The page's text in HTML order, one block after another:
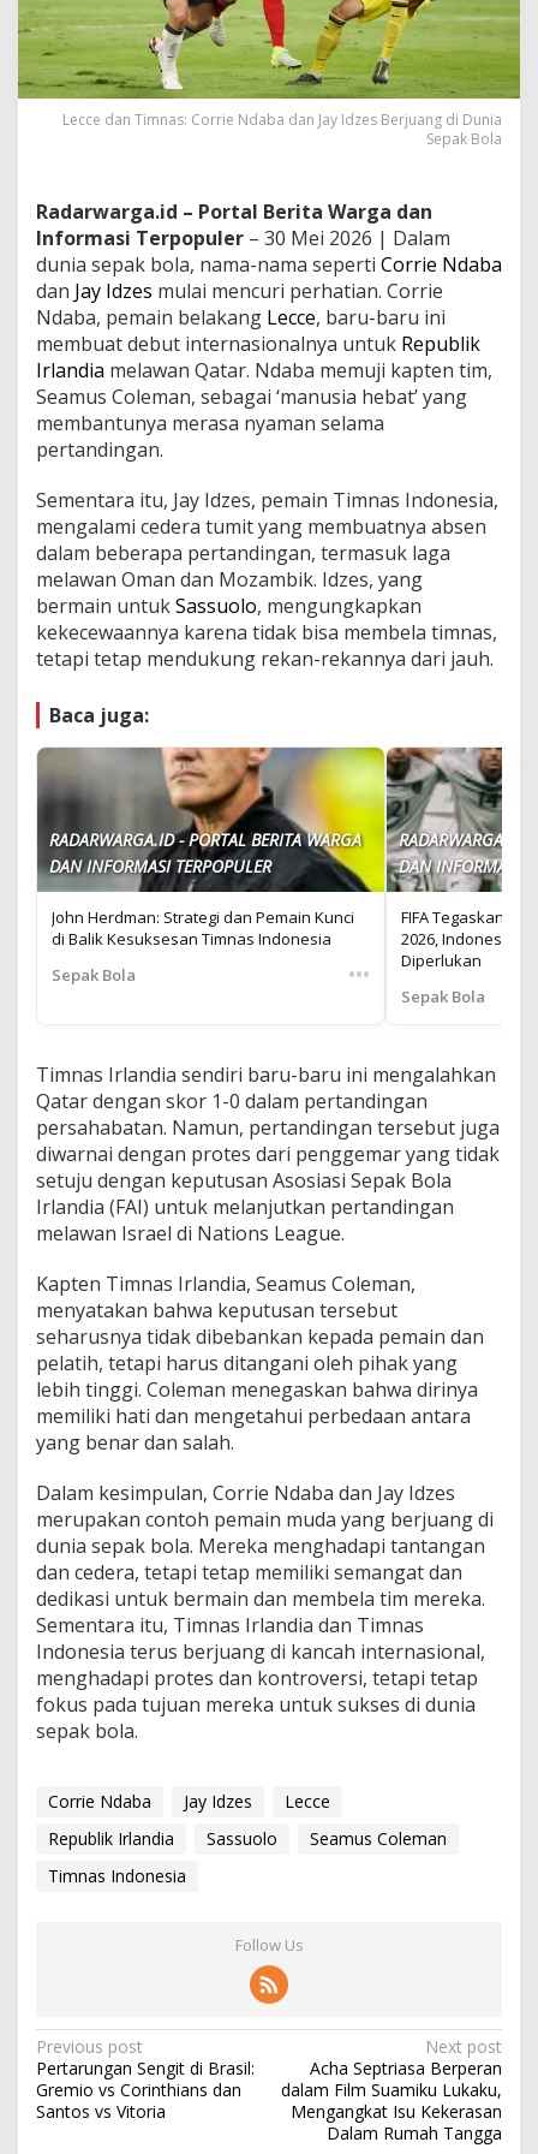
Lecce dan Timnas: Corrie Ndaba dan Jay Idzes Berjuang di Dunia
Sepak Bola
Radarwarga.id – Portal Berita Warga dan
Informasi Terpopuler – 30 Mei 2026 | Dalam
dunia sepak bola, nama-nama seperti Corrie Ndaba
dan Jay Idzes mulai mencuri perhatian. Corrie
Ndaba, pemain belakang Lecce, baru-baru ini
membuat debut internasionalnya untuk Republik
Irlandia melawan Qatar. Ndaba memuji kapten tim,
Seamus Coleman, sebagai ‘manusia hebat’ yang
membantunya merasa nyaman selama
pertandingan.
Sementara itu, Jay Idzes, pemain Timnas Indonesia,
mengalami cedera tumit yang membuatnya absen
dalam beberapa pertandingan, termasuk laga
melawan Oman dan Mozambik. Idzes, yang
bermain untukSassuolo, mengungkapkan
kekecewaannya karena tidak bisa membela timnas,
tetapi tetap mendukung rekan-rekannya dari jauh.
Baca juga:
RADARWARGA.ID - PORTAL BERITA WARGA
DAN INFORMASI TERPOPULER
John Herdman: Strategi dan Pemain Kunci
di Balik Kesuksesan Timnas Indonesia
Sepak Bola
•••
RADARWARGA.ID
DAN INFORMASI
FIFA Tegaskan
2026, Indonesia
Diperlukan
Sepak Bola
Timnas Irlandia sendiri baru-baru ini mengalahkan
Qatar dengan skor 1-0 dalam pertandingan
persahabatan. Namun, pertandingan tersebut juga
diwarnai dengan protes dari penggemar yang tidak
setuju dengan keputusan Asosiasi Sepak Bola
Irlandia (FAI) untuk melanjutkan pertandingan
melawan Israel di Nations League.
Kapten Timnas Irlandia, Seamus Coleman,
menyatakan bahwa keputusan tersebut
seharusnya tidak dibebankan kepada pemain dan
pelatih, tetapi harus ditangani oleh pihak yang
lebih tinggi. Coleman menegaskan bahwa dirinya
memiliki hati dan mengetahui perbedaan antara
yang benar dan salah.
Dalam kesimpulan, Corrie Ndaba dan Jay Idzes
merupakan contoh pemain muda yang berjuang di
dunia sepak bola. Mereka menghadapi tantangan
dan cedera, tetapi tetap memiliki semangat dan
dedikasi untuk bermain dan membela tim mereka.
Sementara itu, Timnas Irlandia dan Timnas
Indonesia terus berjuang di kancah internasional,
menghadapi protes dan kontroversi, tetapi tetap
fokus pada tujuan mereka untuk sukses di dunia
sepak bola.
Corrie Ndaba Jay Idzes
Lecce
Republik Irlandia
Sassuolo
Seamus Coleman
Timnas Indonesia
Follow Us
P
o
s
Previous post
Pertarungan Sengit di Brasil:
Gremio vs Corinthians dan
Santos vs Vitoria
Next post
Acha Septriasa Berperan
dalam Film Suamiku Lukaku,
Mengangkat Isu Kekerasan
Dalam Rumah Tangga